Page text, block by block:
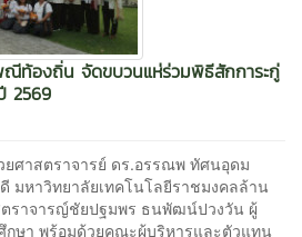
ณีท้องถิ่น จัดขบวนแห่ร่วมพิธีสักการะกู่
2569
ยศาสตราจารย์ ดร.อรรณพ ทัศนอุดม
มหาวิทยาลัยเทคโนโลยีราชมงคลล้าน
ราจารญ์ชัยปฐมพร ธนพัฒน์ปวงวัน ผู้
ษา พร้อมด้วยคณะผู้บริหารและตัวแทน